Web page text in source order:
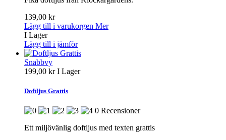
139,00 kr
Lägg till i varukorgen Mer
I Lager
Lägg till i jämför
Snabbvy
199,00 krI Lager
Doftljus Grattis
0 Recensioner
Ett miljövänlig doftljus med texten grattis